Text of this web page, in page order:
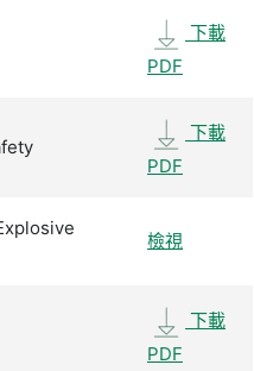
下載
PDF
下載
PDF
檢視
下載
PDF